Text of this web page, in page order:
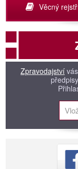
Věcný
Zpravodajství